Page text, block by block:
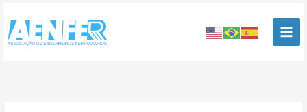
para
conteúdo